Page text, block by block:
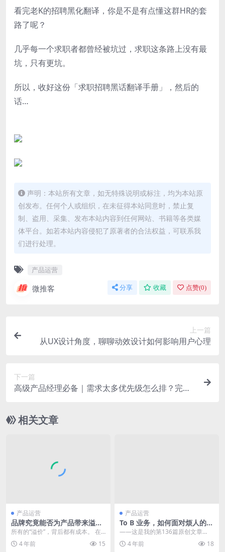
看完老K的招聘黑化翻译，你是不是有点懂这群HR的套
路了呢？
几乎每一个求职者都曾经被坑过，求职这条路上没有最
坑，只有更坑。
所以，收好这份「求职招聘黑话翻译手册」，然后的
话…
声明：本站所有文章，如无特殊说明或标注，均为本站原
创发布。任何个人或组织，在未征得本站同意时，禁止复
制、盗用、采集、发布本站内容到任何网站、书籍等各类媒
体平台。如若本站内容侵犯了原著者的合法权益，可联系我
们进行处理。
产品运营
微推客 分享 收藏 点赞(0)
上一篇
从UX设计角度，聊聊动效设计如何影响用户心理
下一篇
高级产品经理必备｜需求太多优先级怎么排？完爆K
相关文章
产品运营
品牌究竟能否为产品带来溢
价？
所有的“溢价”，背后都有成本。 在
我知识星球的圈子里，我曾经讲过
品牌的作用，后来...
4 年前 15
产品运营
To B 业务，如何面对烦人的销
售问题
——这是我的第136篇原创文章
—— 学习 B 端产品，就看「司马特
小分队」 今天...
4 年前 18